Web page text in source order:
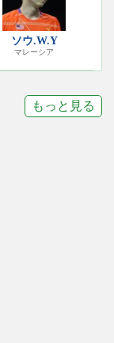
ソウ.W.Y
マレーシア
もっと見る